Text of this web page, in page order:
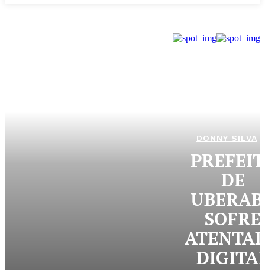
DONNY SILVA
DE
SOFRE